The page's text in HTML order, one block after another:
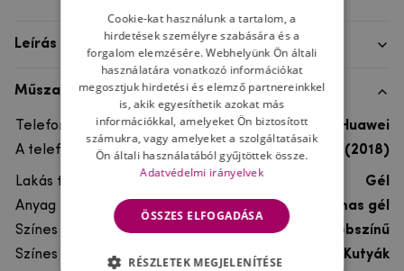
Leírás
Műszaki adatok
Telefon márka
Huawei
A telefonmodellhez
Huawei Y5 (2018)
Lakás típusa
Gél
Anyag
rugalmas gél
Színes
többszínű
Színes motívum
Kutyák
Cookie-kat használunk a tartalom, a
hirdetések személyre szabására és a
forgalom elemzésére. Webhelyünk Ön általi
használatára vonatkozó információkat
megosztjuk hirdetési és elemző partnereinkkel
is, akik egyesíthetik azokat más
információkkal, amelyeket Ön biztosított
számukra, vagy amelyeket a szolgáltatásaik
Ön általi használatából gyűjtöttek össze.
Adatvédelmi irányelvek
ÖSSZES ELFOGADÁSA
RÉSZLETEK MEGJELENÍTÉSE